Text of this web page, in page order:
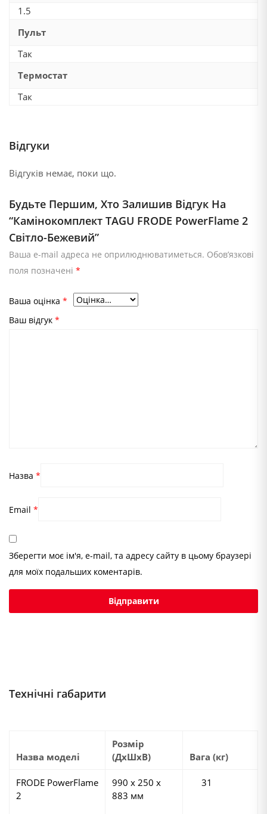
1.5
Пульт
Так
Термостат
Так
Відгуки
Відгуків немає, поки що.
Будьте Першим, Хто Залишив Відгук На
“Камінокомплект TAGU FRODE PowerFlame 2
Світло-Бежевий”
Ваша e-mail адреса не оприлюднюватиметься. Обов’язкові
поля позначені *
Ваша оцінка *
Ваш відгук *
Назва *
Email *
Зберегти моє ім'я, e-mail, та адресу сайту в цьому браузері
для моїх подальших коментарів.
Технічні габарити
Назва моделі
Розмір
(ДхШхВ)
Вага (кг)
FRODE PowerFlame
2
990 х 250 х
883 мм
31